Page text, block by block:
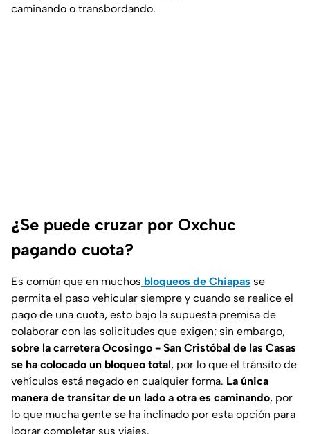
caminando o transbordando.
¿Se puede cruzar por Oxchuc
pagando cuota?
Es común que en muchos bloqueos de Chiapas se
permita el paso vehicular siempre y cuando se realice el
pago de una cuota, esto bajo la supuesta premisa de
colaborar con las solicitudes que exigen; sin embargo,
sobre la carretera Ocosingo - San Cristóbal de las Casas
se ha colocado un bloqueo total, por lo que el tránsito de
vehículos está negado en cualquier forma. La única
manera de transitar de un lado a otra es caminando, por
lo que mucha gente se ha inclinado por esta opción para
lograr completar sus viajes.